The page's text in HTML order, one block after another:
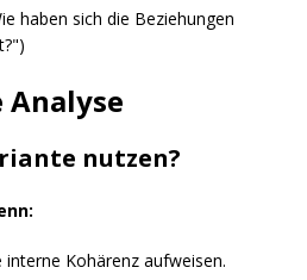
haben sich die Beziehungen
Analyse
nutzen?
Kohärenz aufweisen.